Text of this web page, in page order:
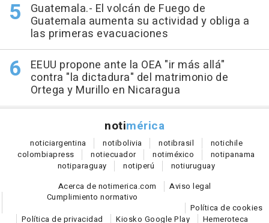
Guatemala.- El volcán de Fuego de
Guatemala aumenta su actividad y obliga a
las primeras evacuaciones
EEUU propone ante la OEA "ir más allá"
contra "la dictadura" del matrimonio de
Ortega y Murillo en Nicaragua
notimérica
noticiargentina notibolivia notibrasil notichile
colombiapress notiecuador notiméxico notipanama
notiparaguay notiperú notiuruguay
Acerca de notimerica.com
Aviso legal
Cumplimiento normativo
Política de cookies
Política de privacidad
Kiosko Google Play Hemeroteca